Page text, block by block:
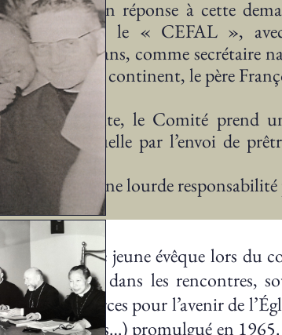
C’est en réponse à cette
Latine, le « CEFAL »,
d’Orléans, comme
dans le continent, le père
Très vite, le Comité prend
ponctuelle par l’envoi de
Latine.
C’est une lourde
Encore jeune évêque lors
ardeur dans les rencontres,
ressources pour l’avenir de
peuples…) promulgué en